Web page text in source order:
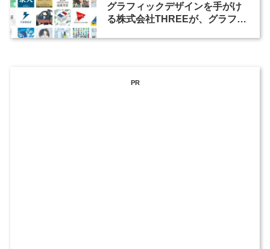
グラフィックデザインを手がけ
る株式会社THREEが、グラフィ
PR